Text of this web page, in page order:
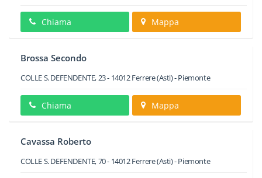
Chiama Mappa
Brossa Secondo
COLLE S. DEFENDENTE, 23- 14012Ferrere(Asti) -Piemonte
Chiama Mappa
Cavassa Roberto
COLLE S. DEFENDENTE, 70- 14012Ferrere(Asti) -Piemonte